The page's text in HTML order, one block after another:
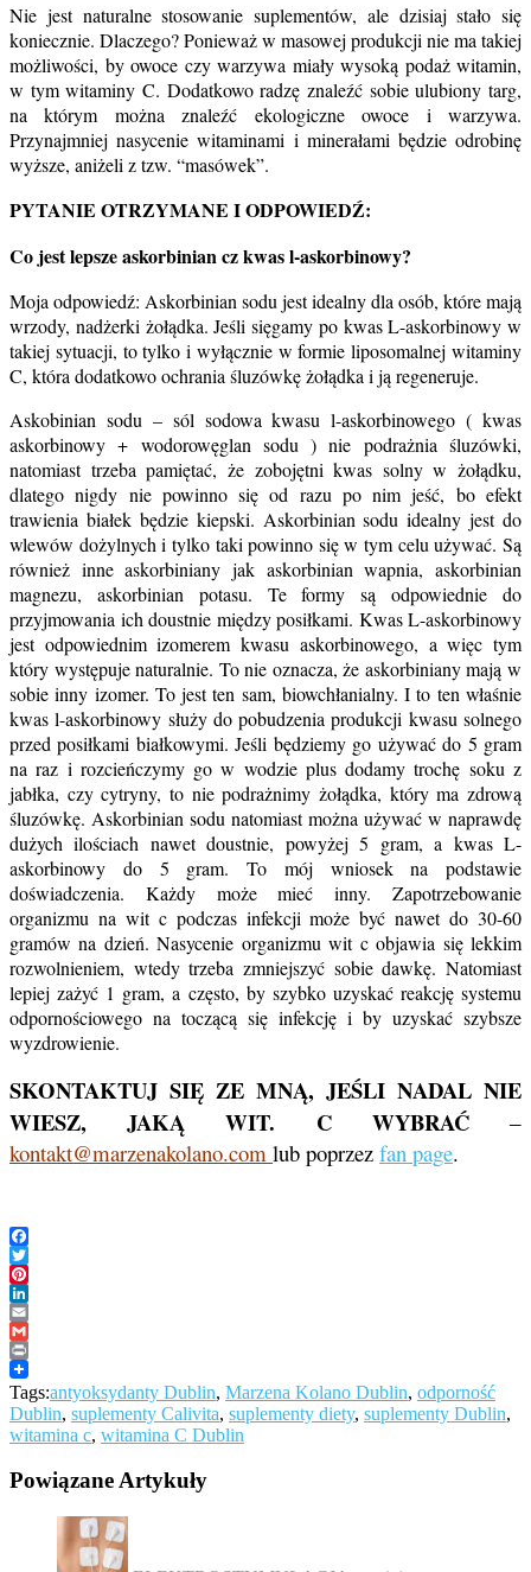
Nie jest naturalne stosowanie suplementów, ale dzisiaj stało się
koniecznie. Dlaczego? Ponieważ w masowej produkcji nie ma takiej
możliwości, by owoce czy warzywa miały wysoką podaż witamin,
w tym witaminy C. Dodatkowo radzę znaleźć sobie ulubiony targ,
na którym można znaleźć ekologiczne owoce i warzywa.
Przynajmniej nasycenie witaminami i minerałami będzie odrobinę
wyższe, aniżeli z tzw. “masówek”.
PYTANIE OTRZYMANE I ODPOWIEDŹ:
Co jest lepsze askorbinian cz kwas l-askorbinowy?
Moja odpowiedź: Askorbinian sodu jest idealny dla osób, które mają
wrzody, nadżerki żołądka. Jeśli sięgamy po kwas L-askorbinowy w
takiej sytuacji, to tylko i wyłącznie w formie liposomalnej witaminy
C, która dodatkowo ochrania śluzówkę żołądka i ją regeneruje.
Askobinian sodu – sól sodowa kwasu l-askorbinowego ( kwas
askorbinowy + wodorowęglan sodu ) nie podrażnia śluzówki,
natomiast trzeba pamiętać, że zobojętni kwas solny w żołądku,
dlatego nigdy nie powinno się od razu po nim jeść, bo efekt
trawienia białek będzie kiepski. Askorbinian sodu idealny jest do
wlewów dożylnych i tylko taki powinno się w tym celu używać. Są
również inne askorbiniany jak askorbinian wapnia, askorbinian
magnezu, askorbinian potasu. Te formy są odpowiednie do
przyjmowania ich doustnie między posiłkami. Kwas L-askorbinowy
jest odpowiednim izomerem kwasu askorbinowego, a więc tym
który występuje naturalnie. To nie oznacza, że askorbiniany mają w
sobie inny izomer. To jest ten sam, biowchłanialny. I to ten właśnie
kwas l-askorbinowy służy do pobudzenia produkcji kwasu solnego
przed posiłkami białkowymi. Jeśli będziemy go używać do 5 gram
na raz i rozcieńczymy go w wodzie plus dodamy trochę soku z
jabłka, czy cytryny, to nie podrażnimy żołądka, który ma zdrową
śluzówkę. Askorbinian sodu natomiast można używać w naprawdę
dużych ilościach nawet doustnie, powyżej 5 gram, a kwas L-
askorbinowy do 5 gram. To mój wniosek na podstawie
doświadczenia. Każdy może mieć inny. Zapotrzebowanie
organizmu na wit c podczas infekcji może być nawet do 30-60
gramów na dzień. Nasycenie organizmu wit c objawia się lekkim
rozwolnieniem, wtedy trzeba zmniejszyć sobie dawkę. Natomiast
lepiej zażyć 1 gram, a często, by szybko uzyskać reakcję systemu
odpornościowego na toczącą się infekcję i by uzyskać szybsze
wyzdrowienie.
SKONTAKTUJ SIĘ ZE MNĄ, JEŚLI NADAL NIE
WIESZ, JAKĄ WIT. C WYBRAĆ–
kontakt@marzenakolano.com lub poprzez fan page.
Facebook
Twitter
Pinterest
LinkedIn
Email
Gmail
Print
Tags:antyoksydanty Dublin, Marzena Kolano Dublin, odporność
Dublin, suplementy Calivita, suplementy diety, suplementy Dublin,
witamina c, witamina C Dublin
Powiązane Artykuły